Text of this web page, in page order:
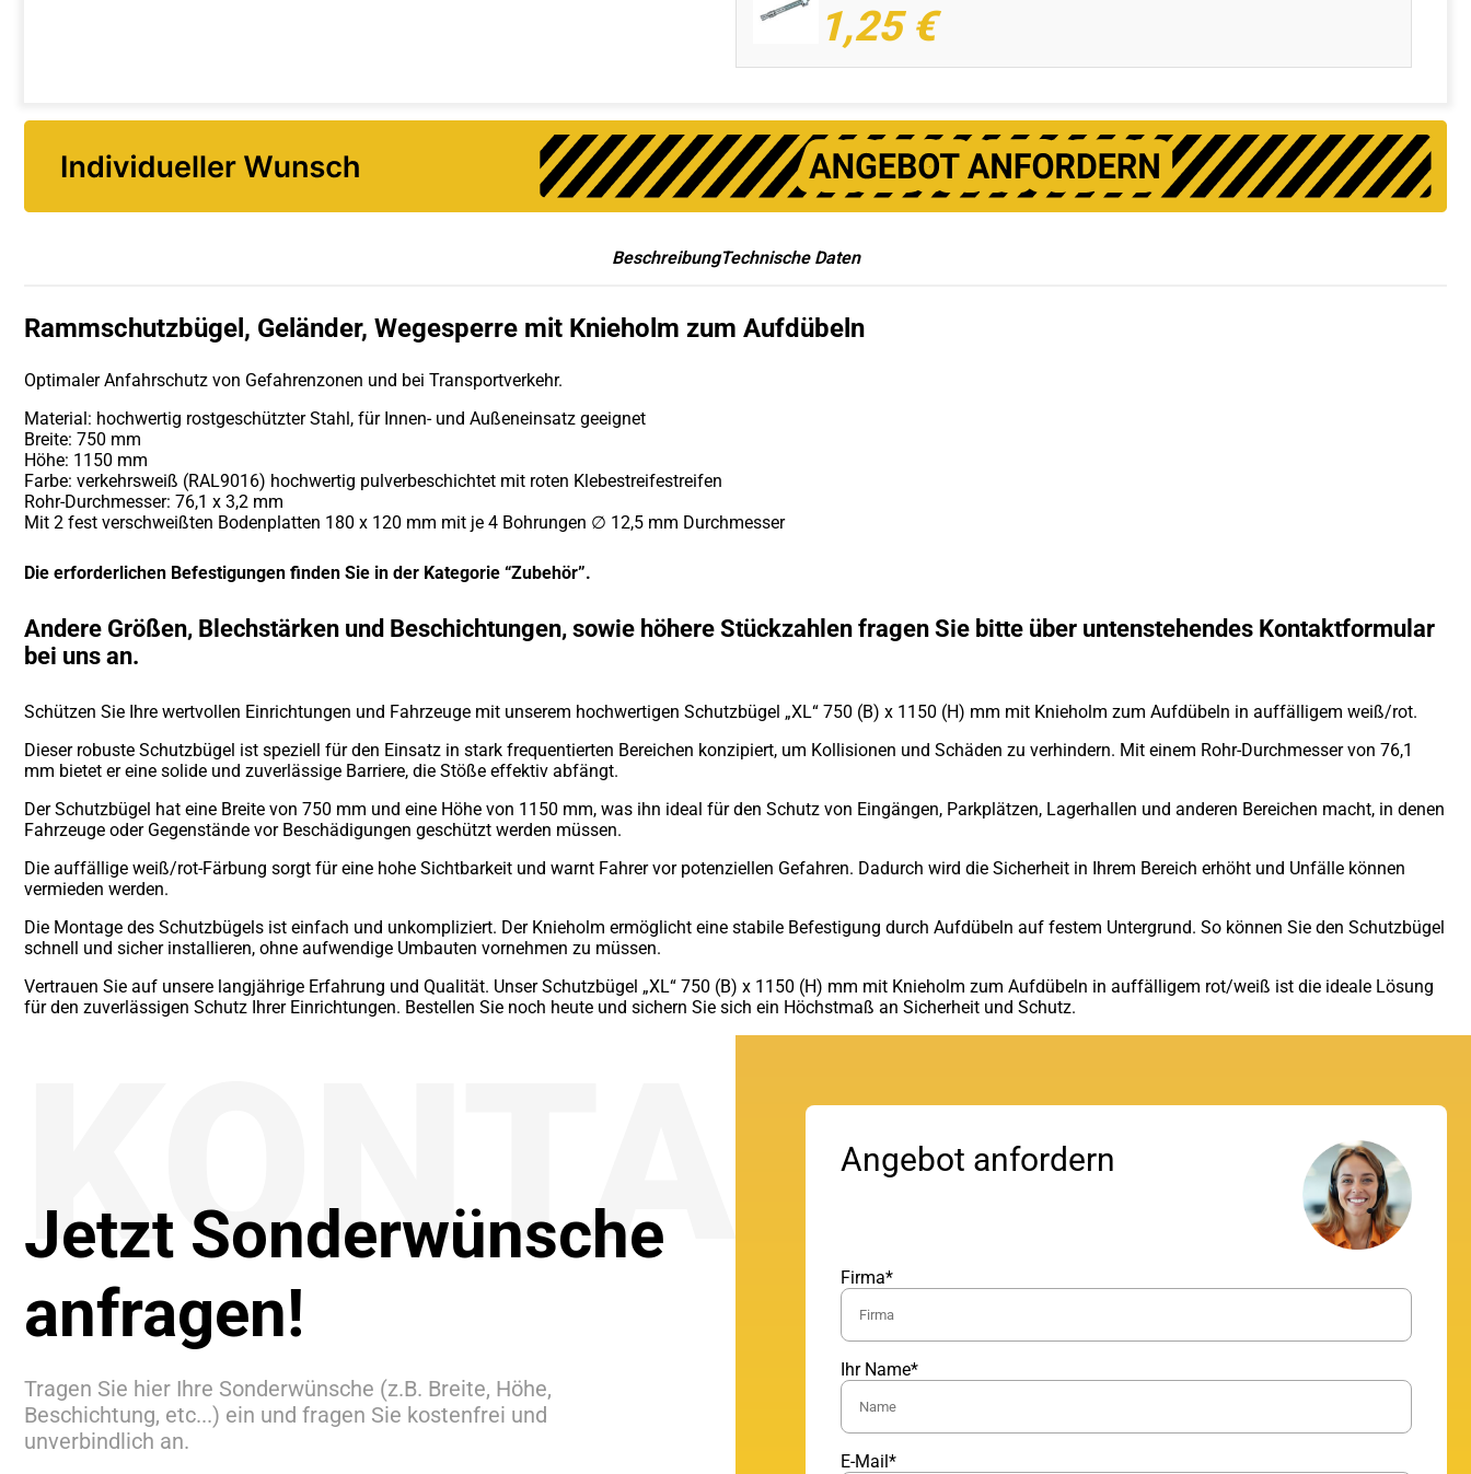
1,25 €
BeschreibungTechnische Daten
Rammschutzbügel, Geländer, Wegesperre mit Knieholm zum Aufdübeln
Optimaler Anfahrschutz von Gefahrenzonen und bei Transportverkehr.
Material: hochwertig rostgeschützter Stahl, für Innen- und Außeneinsatz geeignet
Breite: 750 mm
Höhe: 1150 mm
Farbe: verkehrsweiß (RAL9016) hochwertig pulverbeschichtet mit roten Klebestreifestreifen
Rohr-Durchmesser: 76,1 x 3,2 mm
Mit 2 fest verschweißten Bodenplatten 180 x 120 mm mit je 4 Bohrungen ∅ 12,5 mm Durchmesser
Die erforderlichen Befestigungen finden Sie in der Kategorie “Zubehör”.
Andere Größen, Blechstärken und Beschichtungen, sowie höhere Stückzahlen fragen Sie bitte über untenstehendes Kontaktformular
bei uns an.
Schützen Sie Ihre wertvollen Einrichtungen und Fahrzeuge mit unserem hochwertigen Schutzbügel „XL“ 750 (B) x 1150 (H) mm mit Knieholm zum Aufdübeln in auffälligem weiß/rot.
Dieser robuste Schutzbügel ist speziell für den Einsatz in stark frequentierten Bereichen konzipiert, um Kollisionen und Schäden zu verhindern. Mit einem Rohr-Durchmesser von 76,1
mm bietet er eine solide und zuverlässige Barriere, die Stöße effektiv abfängt.
Der Schutzbügel hat eine Breite von 750 mm und eine Höhe von 1150 mm, was ihn ideal für den Schutz von Eingängen, Parkplätzen, Lagerhallen und anderen Bereichen macht, in denen
Fahrzeuge oder Gegenstände vor Beschädigungen geschützt werden müssen.
Die auffällige weiß/rot-Färbung sorgt für eine hohe Sichtbarkeit und warnt Fahrer vor potenziellen Gefahren. Dadurch wird die Sicherheit in Ihrem Bereich erhöht und Unfälle können
vermieden werden.
Die Montage des Schutzbügels ist einfach und unkompliziert. Der Knieholm ermöglicht eine stabile Befestigung durch Aufdübeln auf festem Untergrund. So können Sie den Schutzbügel
schnell und sicher installieren, ohne aufwendige Umbauten vornehmen zu müssen.
Vertrauen Sie auf unsere langjährige Erfahrung und Qualität. Unser Schutzbügel „XL“ 750 (B) x 1150 (H) mm mit Knieholm zum Aufdübeln in auffälligem rot/weiß ist die ideale Lösung
für den zuverlässigen Schutz Ihrer Einrichtungen. Bestellen Sie noch heute und sichern Sie sich ein Höchstmaß an Sicherheit und Schutz.
KONTAKT
Jetzt Sonderwünsche
anfragen!
Tragen Sie hier Ihre Sonderwünsche (z.B. Breite, Höhe,
Beschichtung, etc...) ein und fragen Sie kostenfrei und
unverbindlich an.
Angebot anfordern
Firma*
Ihr Name*
E-Mail*